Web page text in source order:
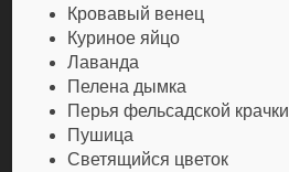
Кровавый венец
Куриное яйцо
Лаванда
Пелена дымка
Перья фельсадской крачки
Пушица
Светящийся цветок